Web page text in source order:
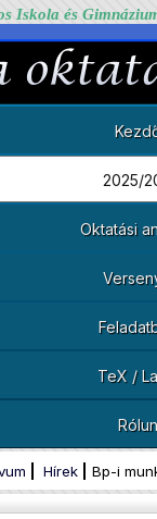
Iskola és
2025/
Oktatási
TeX /
Hírek Bp-i